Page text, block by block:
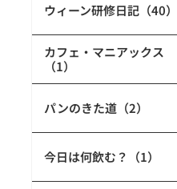
ウィーン研修日記（40）
カフェ・マニアックス
（1）
パンのきた道（2）
今日は何飲む？（1）